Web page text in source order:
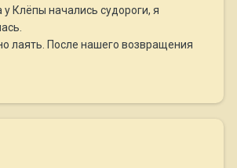
Клёпы начались судороги, я
лаять. После нашего возвращения